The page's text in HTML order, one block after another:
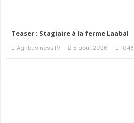
Teaser : Stagiaire à la ferme Laabal
AgribusinessTV 5 août 2026 1048